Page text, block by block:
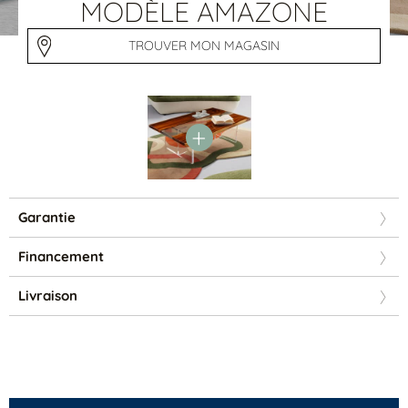
Canapés avec méridienne
Tables repas
Tapis
MODÈLE AMAZONE
TROUVER MON MAGASIN
Garantie
Financement
Livraison